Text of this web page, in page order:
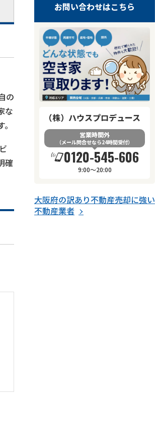
の
な
確
お問い合わせはこちら
（株）ハウスプロデュース
営業時間外
（メール問合せなら24時間受付）
0120-545-606
9:00～20:00
大阪府の訳あり不動産売却に強い
不動産業者